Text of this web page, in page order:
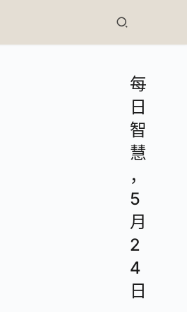
每
日
智
慧
，
5
月
2
4
日